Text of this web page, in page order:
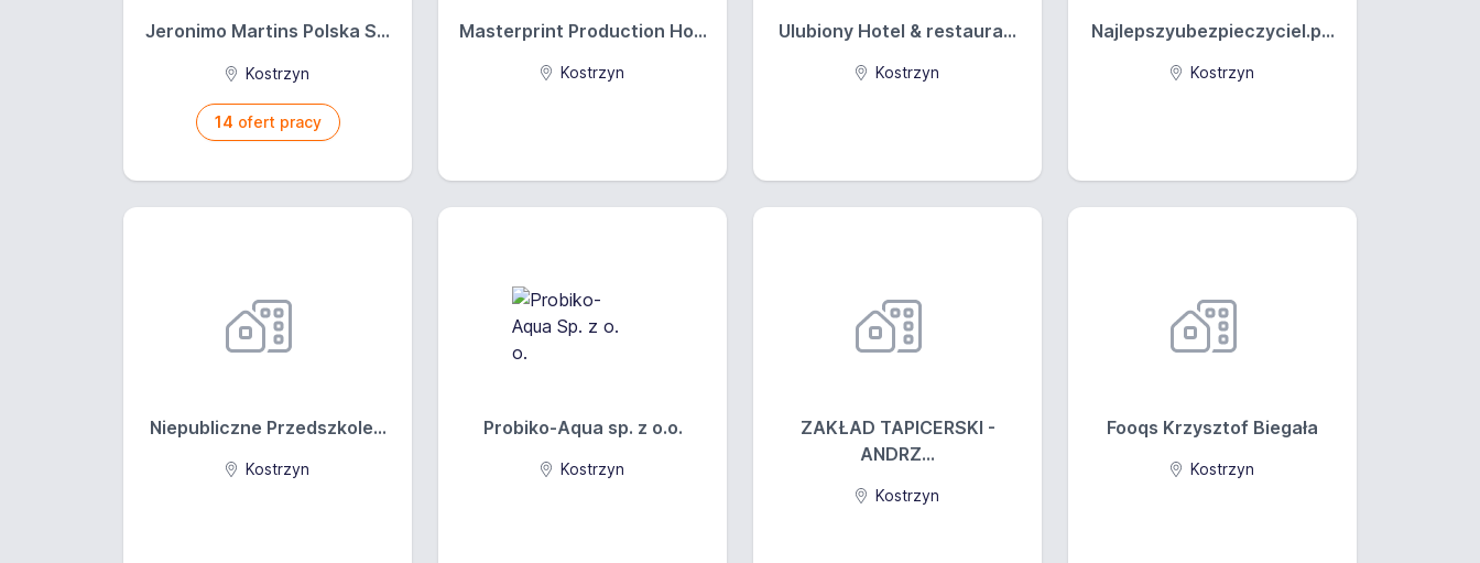
Jeronimo Martins Polska S...
Kostrzyn
14 ofert pracy
Masterprint Production Ho...
Kostrzyn
Ulubiony Hotel & restaura...
Kostrzyn
Najlepszyubezpieczyciel.p...
Kostrzyn
Niepubliczne Przedszkole...
Kostrzyn
Probiko-Aqua sp. z o.o.
Kostrzyn
ZAKŁAD TAPICERSKI -
ANDRZ...
Kostrzyn
Fooqs Krzysztof Biegała
Kostrzyn